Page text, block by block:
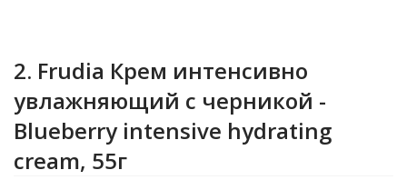
2. Frudia Крем интенсивно
увлажняющий с черникой -
Blueberry intensive hydrating
cream, 55г